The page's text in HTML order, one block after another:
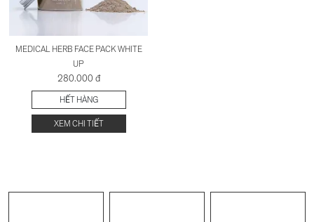
MEDICAL HERB FACE PACK WHITE
UP
280.000 đ
HẾT HÀNG
XEM CHI TIẾT